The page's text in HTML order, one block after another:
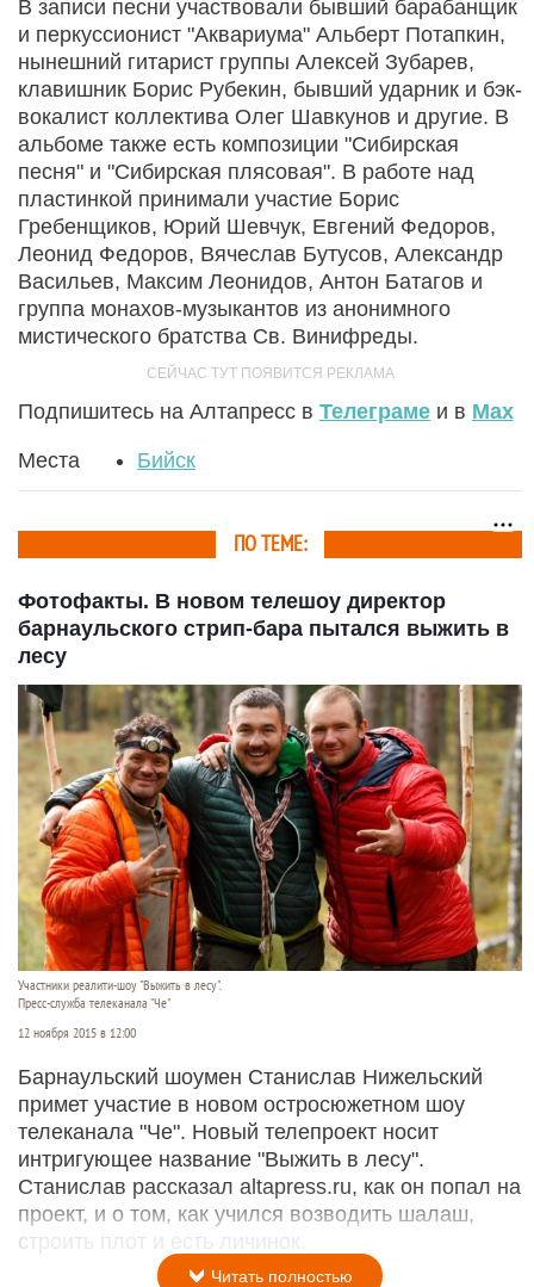
В записи песни участвовали бывший барабанщик
и перкуссионист "Аквариума" Альберт Потапкин,
нынешний гитарист группы Алексей Зубарев,
клавишник Борис Рубекин, бывший ударник и бэк-
вокалист коллектива Олег Шавкунов и другие. В
альбоме также есть композиции "Сибирская
песня" и "Сибирская плясовая". В работе над
пластинкой принимали участие Борис
Гребенщиков, Юрий Шевчук, Евгений Федоров,
Леонид Федоров, Вячеслав Бутусов, Александр
Васильев, Максим Леонидов, Антон Батагов и
группа монахов-музыкантов из анонимного
мистического братства Св. Винифреды.
Подпишитесь на Алтапресс в Телеграме и в Max
Места Бийск
ПО ТЕМЕ:
Фотофакты. В новом телешоу директор
барнаульского стрип-бара пытался выжить в
лесу
Участники реалити-шоу "Выжить в лесу".
Пресс-служба телеканала "Че"
12 ноября 2015 в 12:00
Барнаульский шоумен Станислав Нижельский
примет участие в новом остросюжетном шоу
телеканала "Че". Новый телепроект носит
интригующее название "Выжить в лесу".
Станислав рассказал altapress.ru, как он попал на
проект, и о том, как учился возводить шалаш,
строить плот и есть личинок.
Читать полностью